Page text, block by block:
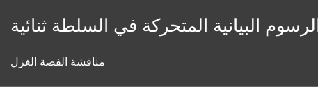
البيانية المتحركة في السلطة ثنائية
مناقشة الفضة الغزل